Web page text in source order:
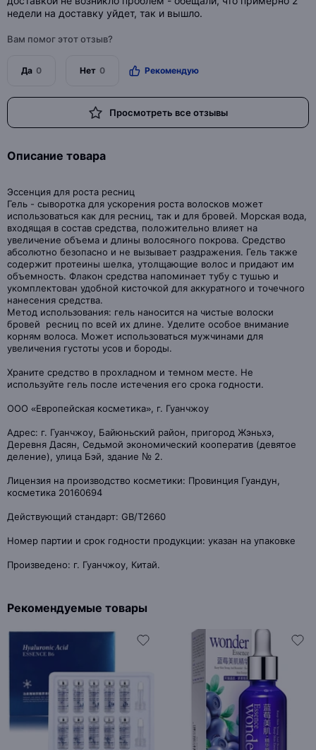
недели на доставку уйдет, так и вышло.
Вам помог этот отзыв?
Да 0 Нет 0 Рекомендую
Просмотреть все отзывы
Описание товара
Эссенция для роста ресниц
Гель - сыворотка для ускорения роста волосков может
использоваться как для ресниц, так и для бровей. Морская вода,
входящая в состав средства, положительно влияет на
увеличение объема и длины волосяного покрова. Средство
абсолютно безопасно и не вызывает раздражения. Гель также
содержит протеины шелка, утолщающие волос и придают им
объемность. Флакон средства напоминает тубу с тушью и
укомплектован удобной кисточкой для аккуратного и точечного
нанесения средства.
Метод использования: гель наносится на чистые волоски
бровей ресниц по всей их длине. Уделите особое внимание
корням волоса. Может использоваться мужчинами для
увеличения густоты усов и бороды.
Храните средство в прохладном и темном месте. Не
используйте гель после истечения его срока годности.
ООО «Европейская косметика», г. Гуанчжоу
Адрес: г. Гуанчжоу, Байюньский район, пригород Жэньхэ,
Деревня Дасян, Седьмой экономический кооператив (девятое
деление), улица Бэй, здание № 2.
Лицензия на производство косметики: Провинция Гуандун,
косметика 20160694
Действующий стандарт: GB/T2660
Номер партии и срок годности продукции: указан на упаковке
Произведено: г. Гуанчжоу, Китай.
Рекомендуемые товары